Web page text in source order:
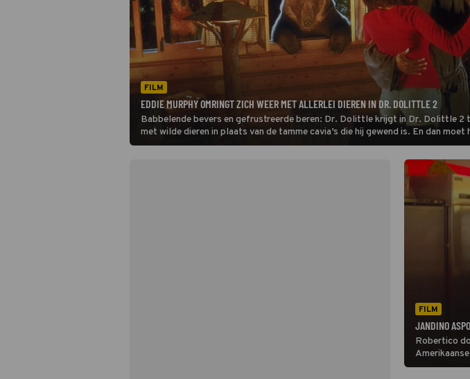
FILM
EDDIE MURPHY OMRINGT ZICH WEER MET ALLERLEI DIEREN IN DR. DOLITTLE 2
Babbelende bevers en gefrustreerde beren: Dr. Dolittle krijgt in Dr. Dolittle 2
met wilde dieren in plaats van de tamme cavia’s die hij gewend is. En dan moet
een kwaadwillend houtkapbedrijf van zich afschudden.
FILM
JANDINO
Robertico